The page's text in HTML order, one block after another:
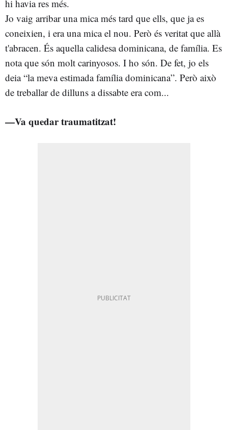
hi havia res més.
Jo vaig arribar una mica més tard que ells, que ja es
coneixien, i era una mica el nou. Però és veritat que allà
t'abracen. És aquella calidesa dominicana, de família. Es
nota que són molt carinyosos. I ho són. De fet, jo els
deia “la meva estimada família dominicana”. Però això
de treballar de dilluns a dissabte era com...
—Va quedar traumatitzat!